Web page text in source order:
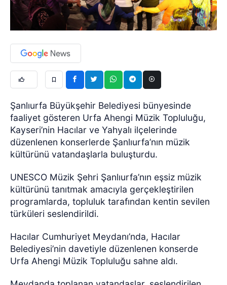
Şanlıurfa Büyükşehir Belediyesi bünyesinde
faaliyet gösteren Urfa Ahengi Müzik Topluluğu,
Kayseri’nin Hacılar ve Yahyalı ilçelerinde
düzenlenen konserlerde Şanlıurfa’nın müzik
kültürünü vatandaşlarla buluşturdu.
UNESCO Müzik Şehri Şanlıurfa’nın eşsiz müzik
kültürünü tanıtmak amacıyla gerçekleştirilen
programlarda, topluluk tarafından kentin sevilen
türküleri seslendirildi.
Hacılar Cumhuriyet Meydanı’nda, Hacılar
Belediyesi’nin davetiyle düzenlenen konserde
Urfa Ahengi Müzik Topluluğu sahne aldı.